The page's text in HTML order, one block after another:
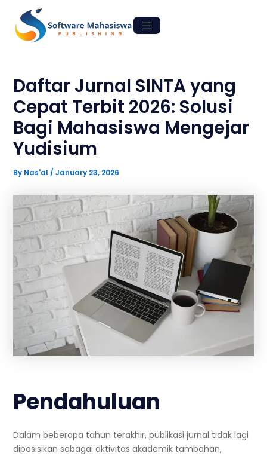
content
Daftar Jurnal SINTA yang
Cepat Terbit 2026: Solusi
Bagi Mahasiswa Mengejar
Yudisium
By Nas'al / January 23, 2026
Pendahuluan
Dalam beberapa tahun terakhir, publikasi jurnal tidak lagi
diposisikan sebagai aktivitas akademik tambahan,
navigation